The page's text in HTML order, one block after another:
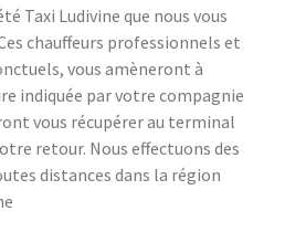
Taxi Ludivine que nous vous
chauffeurs professionnels et
vous amèneront à
indiquée par votre compagnie
vous récupérer au terminal
retour. Nous effectuons des
distances dans la région